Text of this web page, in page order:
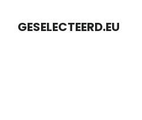
GESELECTEERD.EU